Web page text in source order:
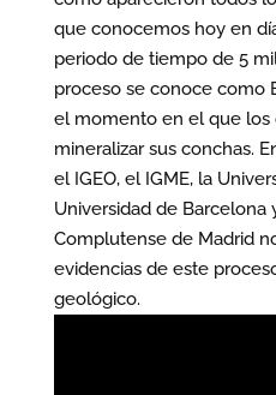
que conocemos hoy en
periodo de tiempo de 5
proceso se conoce como
el momento en el que los
mineralizar sus conchas.
el IGEO, el IGME, la
Universidad de Barcelona
Complutense de Madrid
evidencias de este
geológico.